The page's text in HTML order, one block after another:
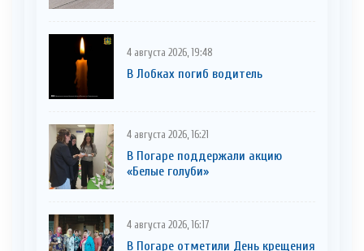
4 августа 2026, 19:48
В Лобках погиб водитель
4 августа 2026, 16:21
В Погаре поддержали акцию
«Белые голуби»
4 августа 2026, 16:17
В Погаре отметили День крещения